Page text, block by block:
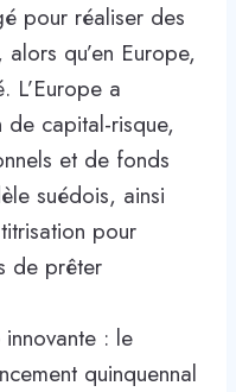
pour réaliser des
qu’en Europe,
L’Europe a
de capital-risque,
et de fonds
suédois, ainsi
pour
de prêter
: le
quinquennal